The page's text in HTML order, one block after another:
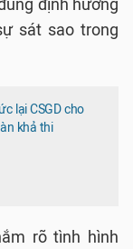
định hướng
sát sao trong
lại CSGD cho
khả thi
rõ tình hình